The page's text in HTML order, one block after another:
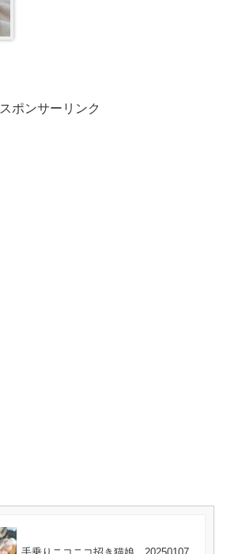
スポンサーリンク